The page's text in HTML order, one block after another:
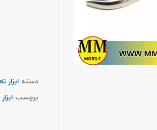
دسته ابزار
برچسب